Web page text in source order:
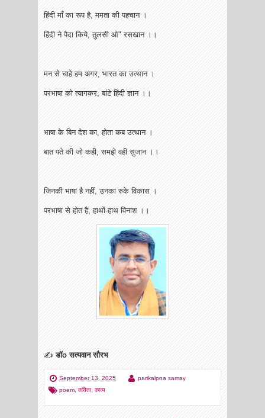
हिंदी माँ का रूप है, ममता की पहचान ।
हिंदी ने पैदा किये, तुलसी ओ" रसखान ।।
मन से चाहे हम अगर, भारत का उत्थान ।
परभाषा को त्यागकर, बांटे हिंदी ज्ञान ।।
भाषा के बिन देश का, होता कब उत्थान ।
बात पते की जो कही, समझे वही सुजान ।।
जिनकी भाषा है नहीं, उनका रुके विकास ।
परभाषा से होत है, हाथों-हाथ विनाश ।।
✍डॉo सत्यवान सौरभ
September 13, 2025
parikalpna samay
poem कविता, काव्य